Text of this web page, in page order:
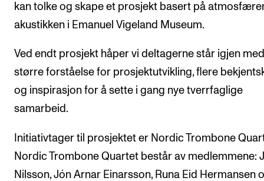
kan tolke og skape et prosjekt basert på
akustikken i Emanuel Vigeland Museum.
Ved endt prosjekt håper vi deltagerne står igjen
større forståelse for prosjektutvikling, flere
og inspirasjon for å sette i gang nye tverrfaglige
samarbeid.
Initiativtager til prosjektet er Nordic Trombone
Nordic Trombone Quartet består av medlemmene:
Nilsson, Jón Arnar Einarsson, Runa Eid Hermansen